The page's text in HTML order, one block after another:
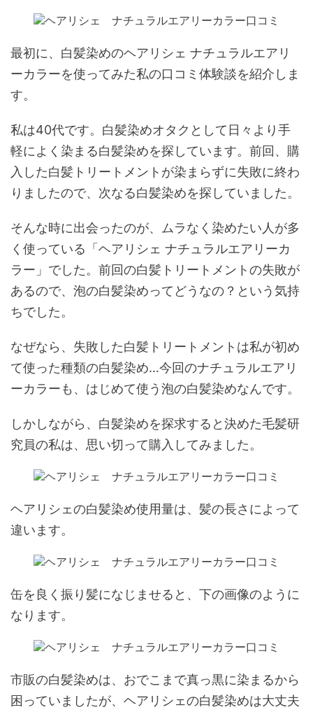
最初に、白髪染めのヘアリシェ ナチュラルエアリ
ーカラーを使ってみた私の口コミ体験談を紹介しま
す。
私は40代です。白髪染めオタクとして日々より手
軽によく染まる白髪染めを探しています。前回、購
入した白髪トリートメントが染まらずに失敗に終わ
りましたので、次なる白髪染めを探していました。
そんな時に出会ったのが、ムラなく染めたい人が多
く使っている「ヘアリシェ ナチュラルエアリーカ
ラー」でした。前回の白髪トリートメントの失敗が
あるので、泡の白髪染めってどうなの？という気持
ちでした。
なぜなら、失敗した白髪トリートメントは私が初め
て使った種類の白髪染め…今回のナチュラルエアリ
ーカラーも、はじめて使う泡の白髪染めなんです。
しかしながら、白髪染めを探求すると決めた毛髪研
究員の私は、思い切って購入してみました。
ヘアリシェの白髪染め使用量は、髪の長さによって
違います。
缶を良く振り髪になじませると、下の画像のように
なります。
市販の白髪染めは、おでこまで真っ黒に染まるから
困っていましたが、ヘアリシェの白髪染めは大丈夫